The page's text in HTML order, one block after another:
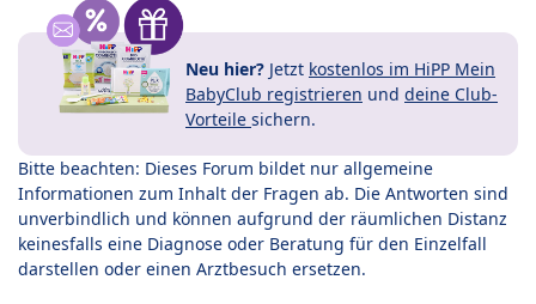
Neu hier? Jetzt kostenlos im HiPP Mein
BabyClub registrieren und deine Club-
Vorteile sichern.
Bitte beachten: Dieses Forum bildet nur allgemeine
Informationen zum Inhalt der Fragen ab. Die Antworten sind
unverbindlich und können aufgrund der räumlichen Distanz
keinesfalls eine Diagnose oder Beratung für den Einzelfall
darstellen oder einen Arztbesuch ersetzen.